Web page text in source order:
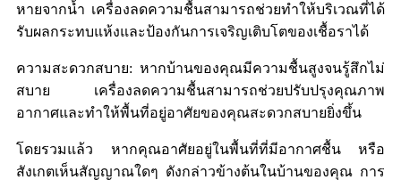
หายจากน้ำ เครื่องลดความชื้นสามารถช่วยทำให้บริเวณที่ได้
รับผลกระทบแห้งและป้องกันการเจริญเติบโตของเชื้อราได้
ความสะดวกสบาย: หากบ้านของคุณมีความชื้นสูงจนรู้สึกไม่
สบาย เครื่องลดความชื้นสามารถช่วยปรับปรุงคุณภาพ
อากาศและทำให้พื้นที่อยู่อาศัยของคุณสะดวกสบายยิ่งขึ้น
โดยรวมแล้ว หากคุณอาศัยอยู่ในพื้นที่ที่มีอากาศชื้น หรือ
สังเกตเห็นสัญญาณใดๆ ดังกล่าวข้างต้นในบ้านของคุณ การ